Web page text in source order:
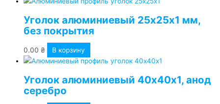
Уголок алюминиевый 25х25х1 мм,
без покрытия
0.00 ₴ В корзину
Уголок алюминиевый 40х40х1, анод
серебро